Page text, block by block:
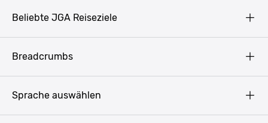
Presse
Beliebte JGA Reiseziele
Bukarest
Breadcrumbs
Sprache auswählen